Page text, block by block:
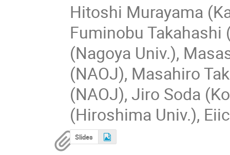
Hitoshi Murayama
Fuminobu Takahashi
(Nagoya Univ.),
(NAOJ), Masahiro
(NAOJ), Jiro Soda
(Hiroshima Univ.),
Slides